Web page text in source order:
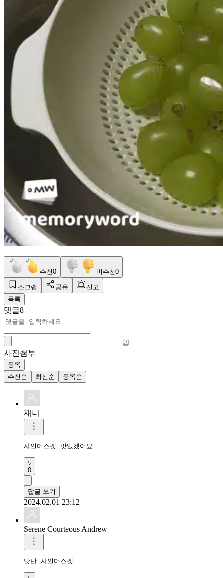
추천0 비추천0
스크랩 공유
신고
목록
댓글8
사진첨부
등록
추천순
최신순 등록순
재니
샤인머스켓 맛있겠어요
0
답글 쓰기
2024.02.01 23:12
Serene Courteous Andrew
맛난 샤인머스켓